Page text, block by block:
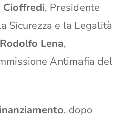
Cioffredi, Presidente
Sicurezza e la Legalità
Rodolfo Lena,
Antimafia del
, dopo